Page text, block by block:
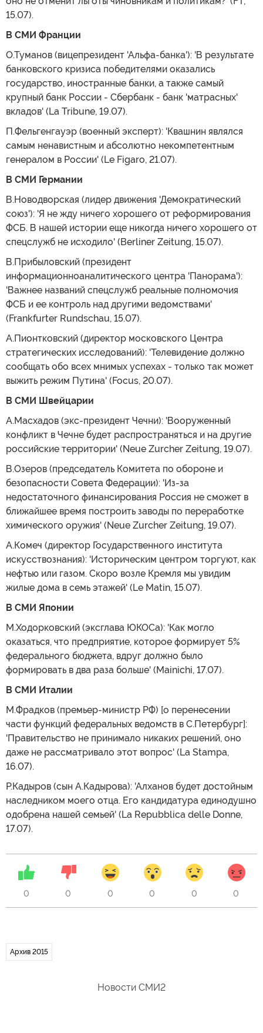
15.07).
В СМИ Франции
О.Туманов (вицепрезидент 'Альфа-банка'): 'В результате
банковского кризиса победителями оказались
государство, иностранные банки, а также самый
крупный банк России - Сбербанк - банк 'матрасных'
вкладов' (La Tribune, 19.07).
П.Фельгенгауэр (военный эксперт): 'Квашнин являлся
самым ненавистным и абсолютно некомпетентным
генералом в России' (Le Figaro, 21.07).
В СМИ Германии
В.Новодворская (лидер движения 'Демократический
союз'): 'Я не жду ничего хорошего от реформирования
ФСБ. В нашей истории еще никогда ничего хорошего от
спецслужб не исходило' (Berliner Zeitung, 15.07).
В.Прибыловский (президент
информационноаналитического центра 'Панорама'):
'Важнее названий спецслужб реальные полномочия
ФСБ и ее контроль над другими ведомствами'
(Frankfurter Rundschau, 15.07).
А.Пионтковский (директор московского Центра
стратегических исследований): 'Телевидение должно
сообщать обо всех мнимых успехах - только так может
выжить режим Путина' (Focus, 20.07).
В СМИ Швейцарии
А.Масхадов (экс-президент Чечни): 'Вооруженный
конфликт в Чечне будет распространяться и на другие
российские территории' (Neue Zurcher Zeitung, 19.07).
В.Озеров (председатель Комитета по обороне и
безопасности Совета Федерации): 'Из-за
недостаточного финансирования Россия не сможет в
ближайшее время построить заводы по переработке
химического оружия' (Neue Zurcher Zeitung, 19.07).
А.Комеч (директор Государственного института
искусствознания): 'Историческим центром торгуют, как
нефтью или газом. Скоро возле Кремля мы увидим
жилые дома в семь этажей' (Le Matin, 15.07).
В СМИ Японии
М.Ходорковский (эксглава ЮКОСа): 'Как могло
оказаться, что предприятие, которое формирует 5%
федерального бюджета, вдруг должно было
формировать в два раза больше' (Mainichi, 17.07).
В СМИ Италии
М.Фрадков (премьер-министр РФ) [о перенесении
части функций федеральных ведомств в С.Петербург]:
'Правительство не принимало никаких решений, оно
даже не рассматривало этот вопрос' (La Stampa,
16.07).
Р.Кадыров (сын А.Кадырова): 'Алханов будет достойным
наследником моего отца. Его кандидатура единодушно
одобрена нашей семьей' (La Repubblica delle Donne,
17.07).
0 0 0 0 0 0
Архив 2015
Новости СМИ2